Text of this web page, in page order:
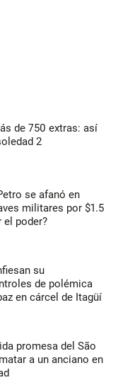
de 750 extras: así
2
se afanó en
militares por $1.5
el poder?
su
de polémica
en cárcel de Itagüí
promesa del São
a un anciano en